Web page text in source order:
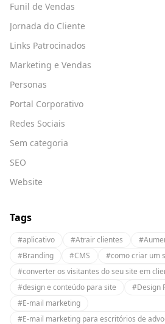
Funil de Vendas
Jornada do Cliente
Links Patrocinados
Marketing e Vendas
Personas
Portal Corporativo
Redes Sociais
Sem categoria
SEO
Website
Tags
#aplicativo #Atrair clientes
#Branding
#CMS #como criar um
#converter os visitantes do seu site em
#design e conteúdo para site
#Design
#E-mail marketing
#E-mail marketing para escritórios de